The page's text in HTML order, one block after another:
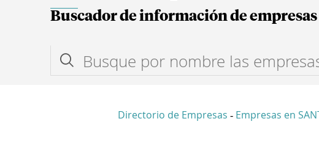
Buscador de información de empresas
Directorio de Empresas - Empresas en